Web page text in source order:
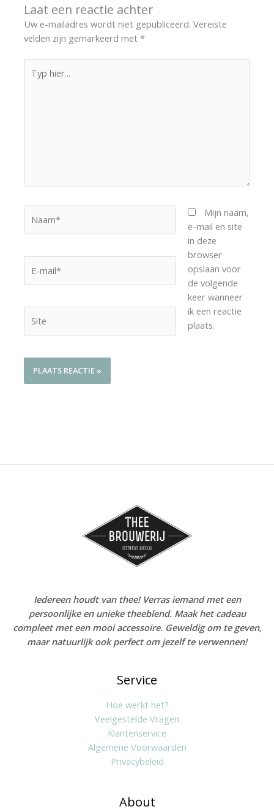
Laat een reactie achter
Uw e-mailadres wordt niet gepubliceerd. Vereiste
velden zijn gemarkeerd met*
hier...
mail*
Mijn naam,
e-mail en site
in deze
browser
opslaan voor
de volgende
keer wanneer
ik een reactie
plaats.
Iedereen houdt van thee! Verras iemand met een
persoonlijke en unieke theeblend. Maak het cadeau
compleet met een mooi accessoire. Geweldig om te geven,
maar natuurlijk ook perfect om jezelf te verwennen!
Service
Hoe werkt het?
Veelgestelde Vragen
Klantenservice
Algemene Voorwaarden
Privacybeleid
About